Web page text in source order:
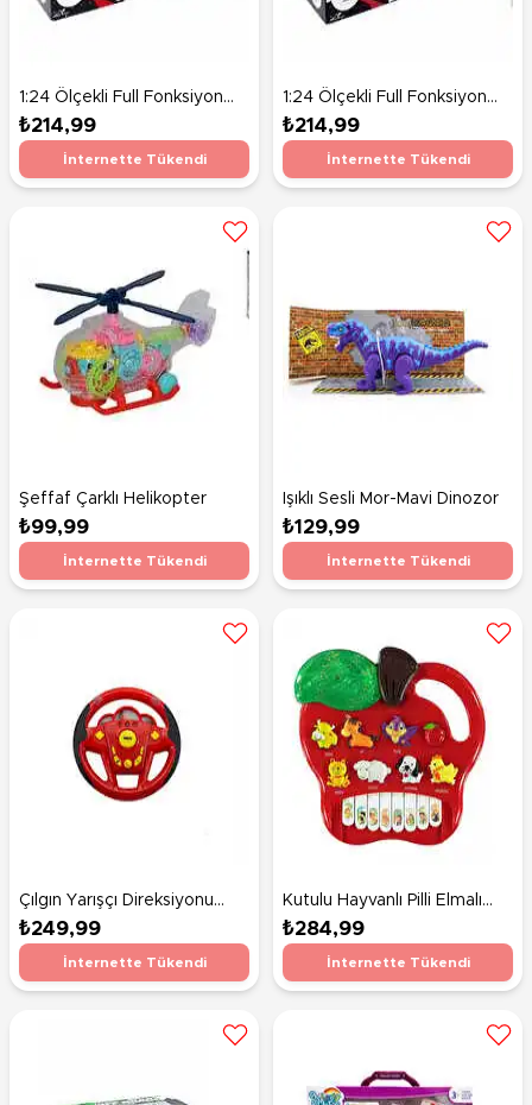
1:24 Ölçekli Full Fonksiyon
Kırmızı Araba
₺214,99
İnternette Tükendi
1:24 Ölçekli Full Fonksiyon
Sarı Araba
₺214,99
İnternette Tükendi
Şeffaf Çarklı Helikopter
₺99,99
İnternette Tükendi
Işıklı Sesli Mor-Mavi Dinozor
₺129,99
İnternette Tükendi
Çılgın Yarışçı Direksiyonu
Kırmızı
₺249,99
İnternette Tükendi
Kutulu Hayvanlı Pilli Elmalı
Piyano Çiftlik Korosu
₺284,99
İnternette Tükendi